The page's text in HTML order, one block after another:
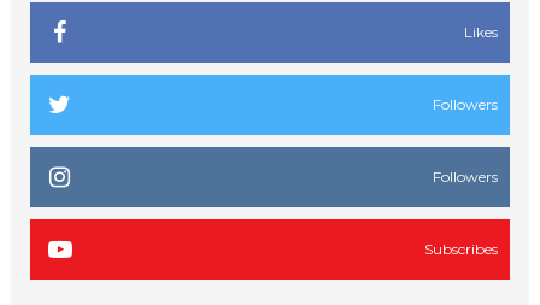
Likes
Followers
Followers
Subscribes